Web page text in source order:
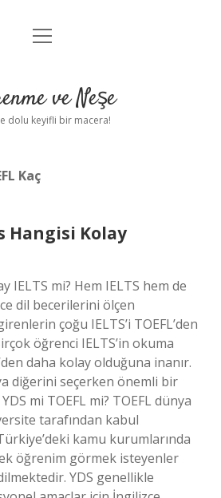
Anasayfa
Yasal Uyarı
menüyü
ve Neşe
dolu keyifli bir macera!
Kaç
Hangisi Kolay
IELTS mi? Hem IELTS hem de
dil becerilerini ölçen
çoğu IELTS’i TOEFL’den
öğrenci IELTS’in okuma
daha kolay olduğuna inanır.
diğerini seçerken önemli bir
mi TOEFL mi? TOEFL dünya
tarafından kabul
kamu kurumlarında
öğrenim görmek isteyenler
YDS genellikle